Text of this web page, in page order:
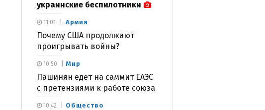
украинские беспилотники
Армия
Почему США продолжают
проигрывать войны?
11:01
Мир
Пашинян едет на саммит ЕАЭС
с претензиями к работе союза
10:50
Общество
10:42